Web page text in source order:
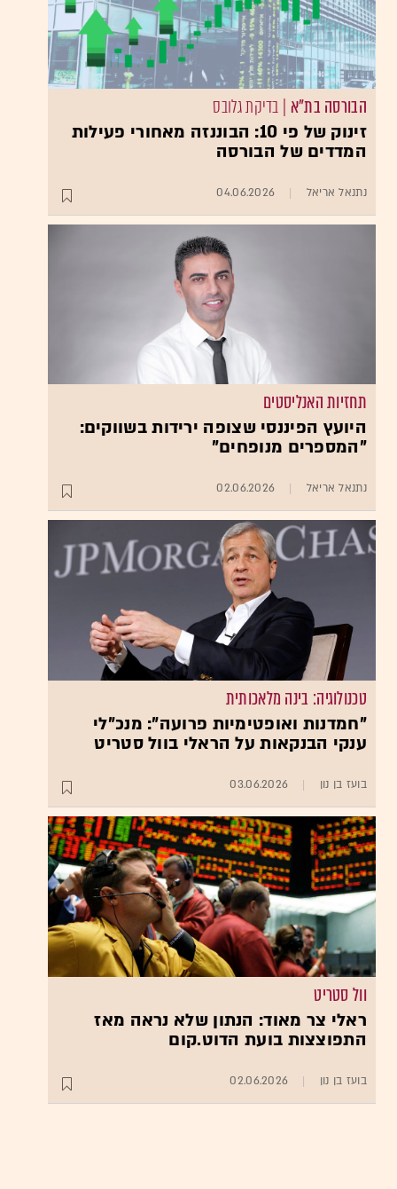
הבורסה בת"א | בדיקת גלובס
זינוק של פי 10: הבוננזה מאחורי פעילות
המדדים של הבורסה
נתנאל אריאל 04.06.2026
תחזיות האנליסטים
היועץ הפיננסי שצופה ירידות בשווקים:
"המספרים מנופחים"
נתנאל אריאל 02.06.2026
טכנולוגיה: בינה מלאכותית
"חמדנות ואופטימיות פרועה": מנכ"לי
ענקי הבנקאות על הראלי בוול סטריט
בועז בן נון 03.06.2026
וול סטריט
ראלי צר מאוד: הנתון שלא נראה מאז
התפוצצות בועת הדוט.קום
בועז בן נון 02.06.2026